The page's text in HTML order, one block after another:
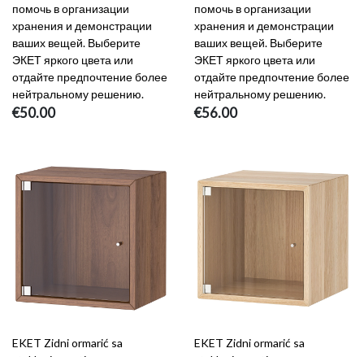
помочь в организации
хранения и демонстрации
ваших вещей. Выберите
ЭКЕТ яркого цвета или
отдайте предпочтение более
нейтральному решению.
€50.00
помочь в организации
хранения и демонстрации
ваших вещей. Выберите
ЭКЕТ яркого цвета или
отдайте предпочтение более
нейтральному решению.
€56.00
EKET Zidni ormarić sa
EKET Zidni ormarić sa